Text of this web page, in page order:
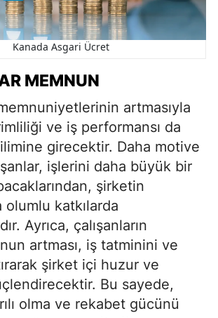
Kanada Asgari Ücret
MEMNUN
artmasıyla
ve iş performansı da
girecektir. Daha motive
işlerini daha büyük bir
şirketin
olumlu katkılarda
Ayrıca, çalışanların
artması, iş tatminini ve
şirket içi huzur ve
Bu sayede,
olma ve rekabet gücünü